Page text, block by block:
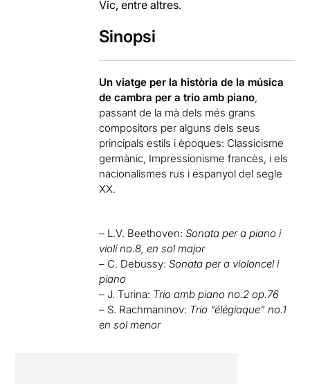
Vic, entre altres.
Sinopsi
Un viatge per la història de la música
de cambra per a trio amb piano,
passant de la mà dels més grans
compositors per alguns dels seus
principals estils i èpoques: Classicisme
germànic, Impressionisme francès, i els
nacionalismes rus i espanyol del segle
XX.
– L.V. Beethoven: Sonata per a piano i
violí no.8, en sol major
– C. Debussy: Sonata per a violoncel i
piano
– J. Turina: Trio amb piano no.2 op.76
– S. Rachmaninov: Trio “élégiaque” no.1
en sol menor